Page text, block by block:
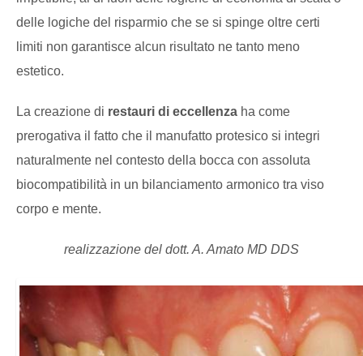
delle logiche del risparmio che se si spinge oltre certi
limiti non garantisce alcun risultato ne tanto meno
estetico.
La creazione di restauri di eccellenza ha come
prerogativa il fatto che il manufatto protesico si integri
naturalmente nel contesto della bocca con assoluta
biocompatibilità in un bilanciamento armonico tra viso
corpo e mente.
realizzazione del dott. A. Amato MD DDS